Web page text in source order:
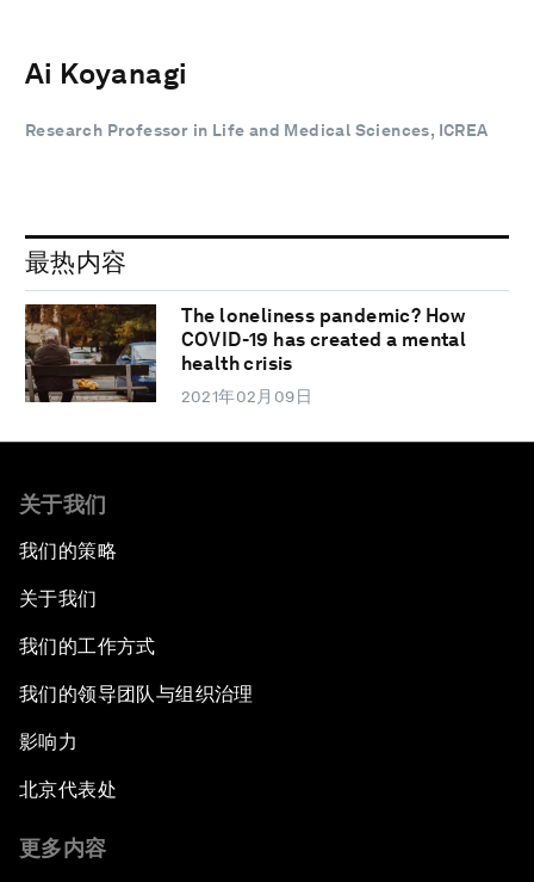
Ai Koyanagi
Research Professor in Life and Medical Sciences, ICREA
最热内容
The loneliness pandemic? How
COVID-19 has created a mental
health crisis
2021年02月09日
关于我们
我们的策略
关于我们
我们的工作方式
我们的领导团队与组织治理
影响力
北京代表处
更多内容